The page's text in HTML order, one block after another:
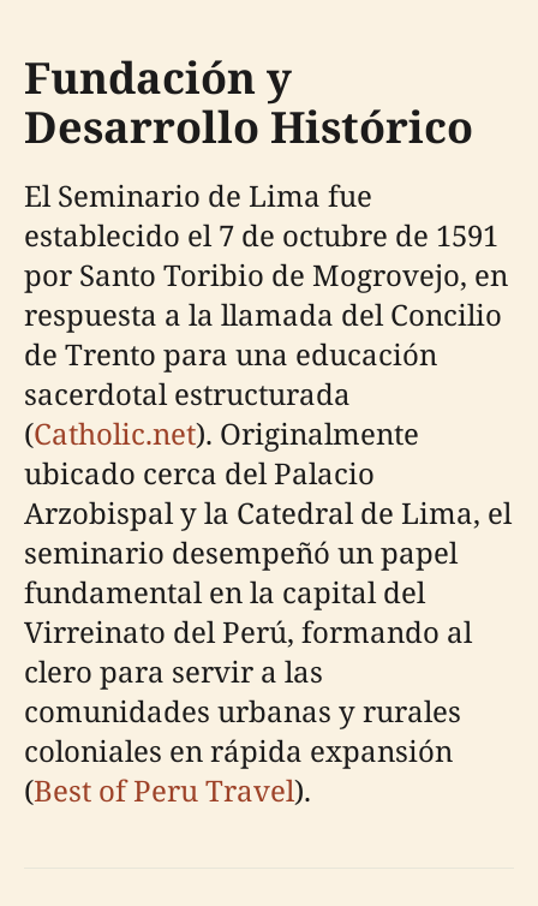
Fundación y
Desarrollo Histórico
El Seminario de Lima fue
establecido el 7 de octubre de 1591
por Santo Toribio de Mogrovejo, en
respuesta a la llamada del Concilio
de Trento para una educación
sacerdotal estructurada
(Catholic.net). Originalmente
ubicado cerca del Palacio
Arzobispal y la Catedral de Lima, el
seminario desempeñó un papel
fundamental en la capital del
Virreinato del Perú, formando al
clero para servir a las
comunidades urbanas y rurales
coloniales en rápida expansión
(Best of Peru Travel).